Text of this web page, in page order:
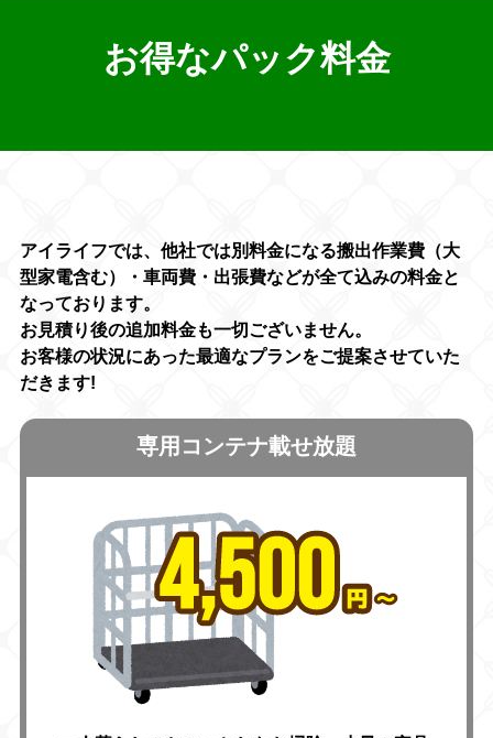
お得なパック料金
アイライフでは、他社では別料金になる搬出作業費（大
型家電含む）・車両費・出張費などが全て込みの料金と
なっております。
お見積り後の追加料金も一切ございません。
お客様の状況にあった最適なプランをご提案させていた
だきます!
専用コンテナ載せ放題